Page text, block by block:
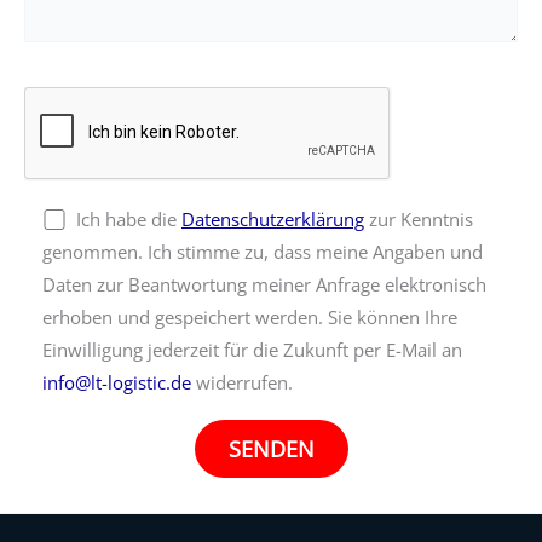
Ich habe die Datenschutzerklärung zur Kenntnis
genommen. Ich stimme zu, dass meine Angaben und
Daten zur Beantwortung meiner Anfrage elektronisch
erhoben und gespeichert werden. Sie können Ihre
Einwilligung jederzeit für die Zukunft per E-Mail an
info@lt-logistic.dewiderrufen.